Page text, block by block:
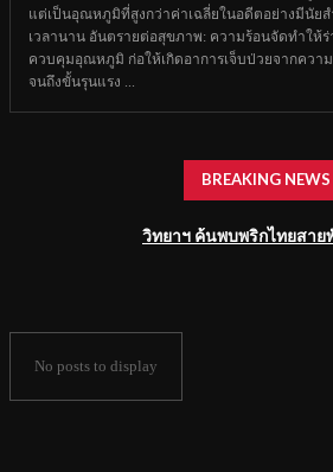
แต่เป็นอุณหภูมิที่สูงกว่าค่าเฉลี่ยในอดีตอย่างมีนัยส
เวลานาน อันตรายต่อสุขภาพ: ความร้อนจัดทำให้
ควบคุมอุณหภูมิ ก่อให้เกิดอาการเจ็บป่วยจากควา
จนถึงขั้นรุนแรง ...
BREAKING NEWS
วิทยาฯ ค้นพบพริกไทยสาย
No posts to display